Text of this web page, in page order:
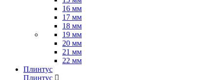
16 мм
17 мм
18 мм
19 мм
20 мм
21 мм
22 мм
Плинтус
Плинтус